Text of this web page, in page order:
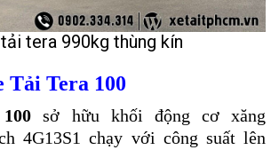
tera 990kg thùng kín
Tải Tera 100
sở hữu khối động cơ xăng
4G13S1 chạy với công suất lên